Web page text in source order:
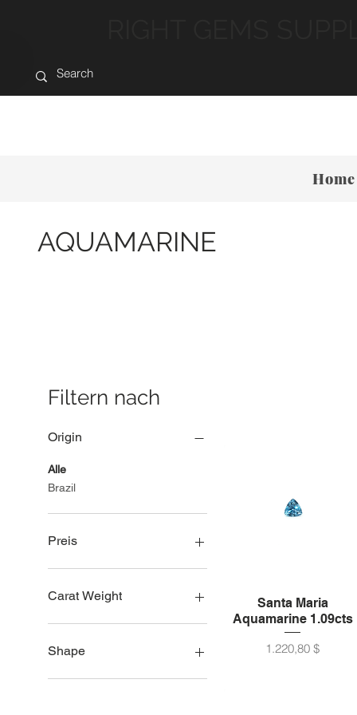
AQUAMARINE
Filtern nach
Origin
Alle
Brazil
Preis
120 $
Carat Weight
Unter 1 ct Größe
1ct size
3ct size
Shape
Oval
Santa Maria
Aquamarine 1.09cts
Preis
1.220,80 $
Home